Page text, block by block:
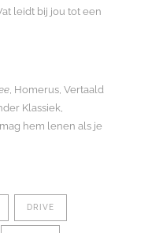
leidt bij jou tot een
, Homerus, Vertaald
Klassiek,
hem lenen als je
DRIVE